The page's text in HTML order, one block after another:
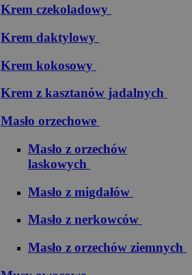
Krem czekoladowy
Krem daktylowy
Krem kokosowy
Krem z kasztanów jadalnych
Masło orzechowe
Masło z orzechów
laskowych
Masło z migdałów
Masło z nerkowców
Masło z orzechów ziemnych